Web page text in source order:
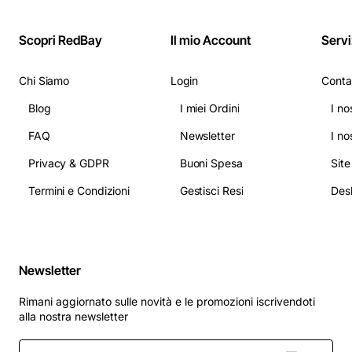
Scopri RedBay
Chi Siamo
Blog
FAQ
Privacy & GDPR
Termini e Condizioni
Il mio Account
Login
I miei Ordini
Newsletter
Buoni Spesa
Gestisci Resi
I
I
Newsletter
Rimani aggiornato sulle novità e le promozioni iscrivendoti
alla nostra newsletter
Inserisci